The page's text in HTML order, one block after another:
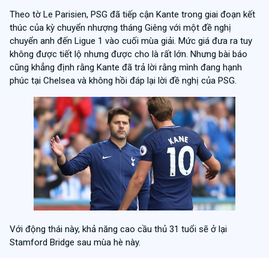
Theo tờ Le Parisien, PSG đã tiếp cận Kante trong giai đoạn kết
thúc của kỳ chuyển nhượng tháng Giêng với một đề nghị
chuyển anh đến Ligue 1 vào cuối mùa giải. Mức giá đưa ra tuy
không được tiết lộ nhưng được cho là rất lớn. Nhưng bài báo
cũng khẳng định rằng Kante đã trả lời rằng mình đang hạnh
phúc tại Chelsea và không hồi đáp lại lời đề nghị của PSG.
Với động thái này, khả năng cao cầu thủ 31 tuổi sẽ ở lại
Stamford Bridge sau mùa hè này.